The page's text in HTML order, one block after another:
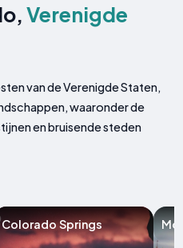
Verenigde
van de Verenigde Staten,
waaronder de
en bruisende steden
Colorado Springs